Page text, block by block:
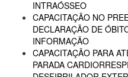
INTRAÓSSEO
CAPACITAÇÃO NO
DECLARAÇÃO DE
INFORMAÇÃO
CAPACITAÇÃO PARA
PARADA